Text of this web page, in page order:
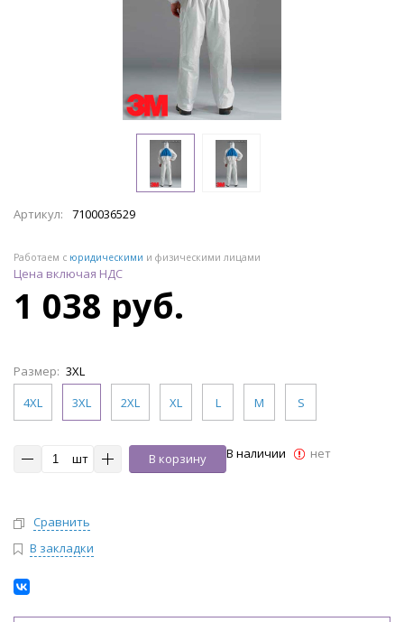
Артикул: 7100036529
Работаем с юридическими и физическими лицами
Цена включая НДС
1 038 руб.
Размер: 3XL
4XL
3XL 2XL XL L M S
шт В корзину В наличии нет
Сравнить
В закладки